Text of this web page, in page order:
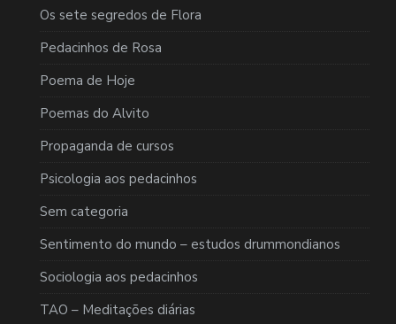
Os sete segredos de Flora
Pedacinhos de Rosa
Poema de Hoje
Poemas do Alvito
Propaganda de cursos
Psicologia aos pedacinhos
Sem categoria
Sentimento do mundo – estudos drummondianos
Sociologia aos pedacinhos
TAO – Meditações diárias